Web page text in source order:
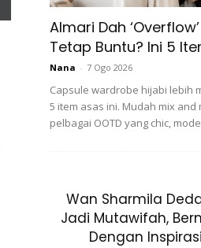
Almari Dah
Tetap Buntu? Ini 5
Nana - 7 Ogo 2026
Capsule wardrobe hijabi lebih
5 item asas ini. Mudah mix
pelbagai OOTD yang chic,
Wan Sharmila
Jadi Mutawifah,
Dengan